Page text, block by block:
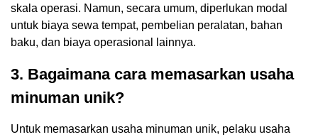
skala operasi. Namun, secara umum, diperlukan modal
untuk biaya sewa tempat, pembelian peralatan, bahan
baku, dan biaya operasional lainnya.
3. Bagaimana cara memasarkan usaha
minuman unik?
Untuk memasarkan usaha minuman unik, pelaku usaha